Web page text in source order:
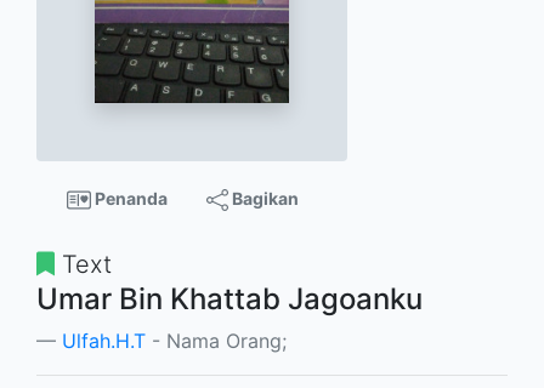
Penanda Bagikan
Text
Umar Bin Khattab Jagoanku
Ulfah.H.T - Nama Orang;